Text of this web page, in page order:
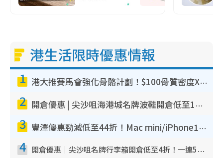
港生活限時優惠情報
1 港大推賽馬會強化骨骼計劃！$100骨質密度X光檢查 完成免費運動訓練送超市禮券！附參加資格
2 開倉優惠 | 尖沙咀海港城名牌波鞋開倉低至1折！On鞋$899起／Joy&Peace鞋履$98起
3 豐澤優惠勁減低至44折！Mac mini/iPhone17Pro大減價！廚房家電$220起
4 開倉優惠｜尖沙咀名牌行李箱開倉低至4折！一連5日 American Tourister/ace./Hallmark $200起！